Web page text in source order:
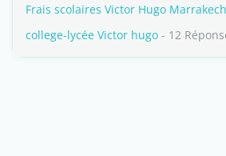
Frais scolaires Victor Hugo Marrakech
college-lycée Victor hugo - 12